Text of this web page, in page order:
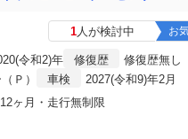
1人が検討中 お
令和2)年 修復歴
修復歴無し
Ｐ） 車検
2027(令和9)年2月
ヶ月・走行無制限